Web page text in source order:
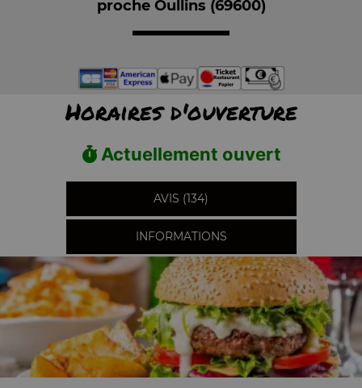
proche Oullins (69600)
Horaires d'ouverture
Actuellement ouvert
AVIS (134)
INFORMATIONS